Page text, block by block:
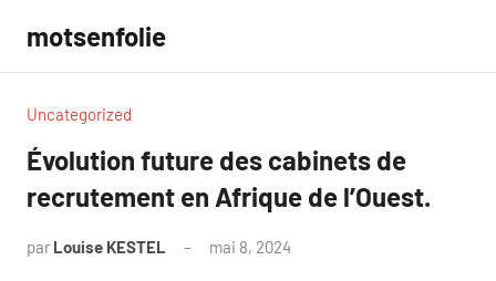
contenu
motsenfolie
Uncategorized
Évolution future des cabinets de
recrutement en Afrique de l’Ouest.
par Louise KESTEL mai 8, 2024